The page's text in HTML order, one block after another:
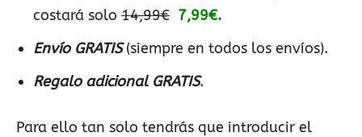
costará solo 14,99€ 7,99€.
Envío GRATIS(siempre en todos los envíos).
Regalo adicional GRATIS.
Para ello tan solo tendrás que introducir el